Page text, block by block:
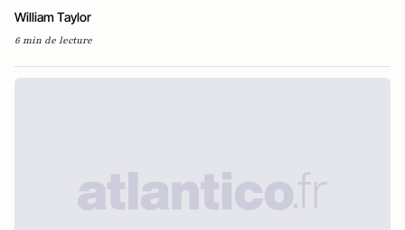
William Taylor
6 min de lecture